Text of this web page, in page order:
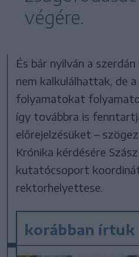
végére.
És bár nyilván a
nem kalkulálhattak, de
folyamatokat
így továbbra is
előrejelzésüket –
Krónika kérdésére
kutatócsoport
rektorhelyettese.
korábban írtuk